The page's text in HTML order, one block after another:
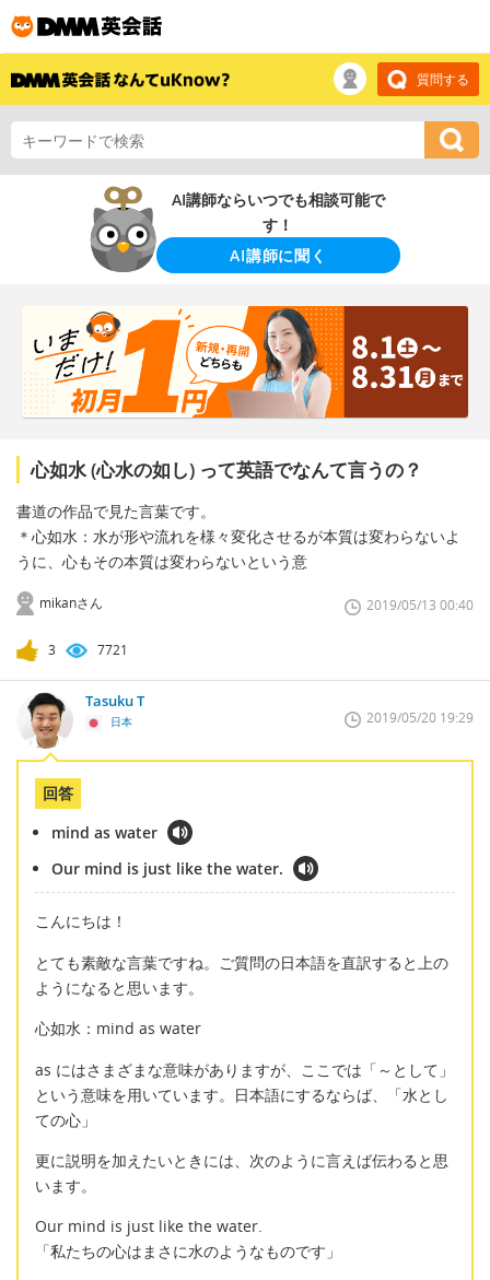
質問する
AI講師ならいつでも相談可能で
す！
AI講師に聞く
心如水 (心水の如し) って英語でなんて言うの？
書道の作品で見た言葉です。
＊心如水：水が形や流れを様々変化させるが本質は変わらないよ
うに、心もその本質は変わらないという意
mikanさん 2019/05/13 00:40
3 7721
Tasuku T
日本 2019/05/20 19:29
回答
mind as water
Our mind is just like the water.
こんにちは！
とても素敵な言葉ですね。ご質問の日本語を直訳すると上の
ようになると思います。
心如水：mind as water
as にはさまざまな意味がありますが、ここでは「～として」
という意味を用いています。日本語にするならば、「水とし
ての心」
更に説明を加えたいときには、次のように言えば伝わると思
います。
Our mind is just like the water.
「私たちの心はまさに水のようなものです」